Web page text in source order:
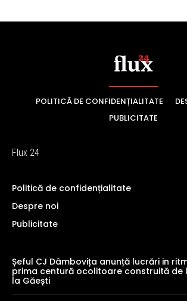
POLITICĂ DE CONFIDENȚIALITATE
PUBLICITATE
Flux 24
Politică de confidențialitate
Despre noi
Publicitate
Șeful CJ Dâmbovița anunță lucrări in
prima centură ocolitoare construită de
la Găești